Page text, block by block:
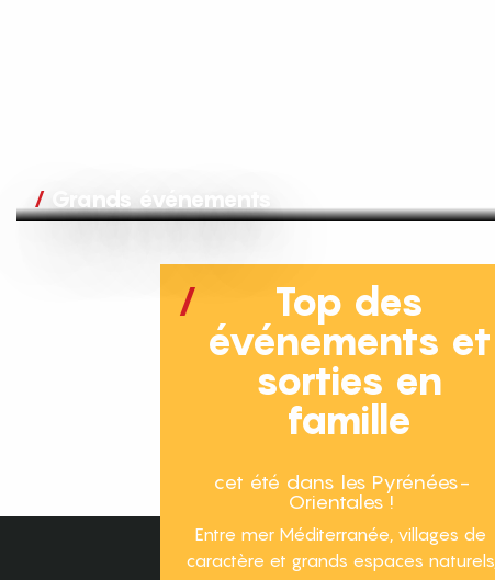
Grands événements
Top des
événements et
sorties en
famille
cet été dans les Pyrénées-
Orientales !
Entre mer Méditerranée, villages de
caractère et grands espaces naturels,